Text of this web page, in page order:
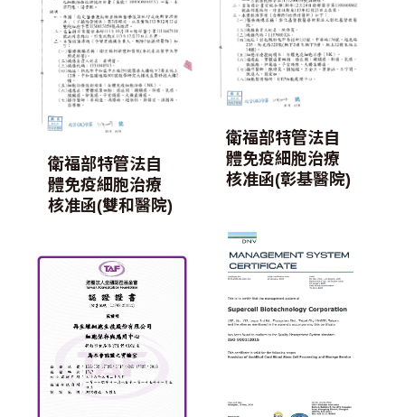
衛福部特管法自
體免疫細胞治療
核准函(彰基醫院)
衛福部特管法自
體免疫細胞治療
核准函(雙和醫院)